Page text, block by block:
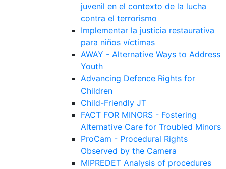
juvenil en el contexto de la lucha
contra el terrorismo
Implementar la justicia restaurativa
para niños víctimas
AWAY - Alternative Ways to Address
Youth
Advancing Defence Rights for
Children
Child-Friendly JT
FACT FOR MINORS - Fostering
Alternative Care for Troubled Minors
ProCam - Procedural Rights
Observed by the Camera
MIPREDET Analysis of procedures